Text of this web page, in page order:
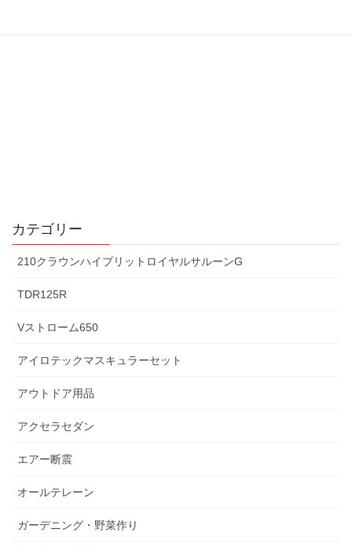
カテゴリー
210クラウンハイブリットロイヤルサルーンG
TDR125R
Vストローム650
アイロテックマスキュラーセット
アウトドア用品
アクセラセダン
エアー断震
オールテレーン
ガーデニング・野菜作り